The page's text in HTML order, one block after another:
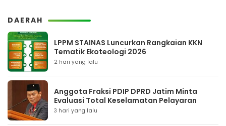
DAERAH
LPPM STAINAS Luncurkan Rangkaian KKN
Tematik Ekoteologi 2026
2 hari yang lalu
Anggota Fraksi PDIP DPRD Jatim Minta
Evaluasi Total Keselamatan Pelayaran
3 hari yang lalu